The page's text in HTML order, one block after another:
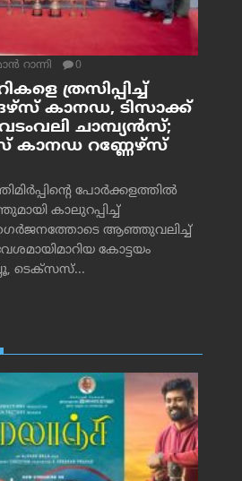
റാന്നി 0
ത്രസിപ്പിച്ച്
കാനഡ, ടിസാക്ക്
ചാമ്പ്യന്‍സ്;
കാനഡ റണ്ണേഴ്‌സ്
പോര്‍ക്കളത്തില്‍
കാലുറപ്പിച്ച്
ആഞ്ഞുവലിച്ച്
കോട്ടയം
ടെക്‌സസ്...